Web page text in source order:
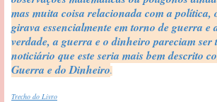
mas muita coisa relacionada com a política,
girava essencialmente em torno de guerra e
verdade, a guerra e o dinheiro pareciam ser
noticiário que este seria mais bem descrito
Guerra e do Dinheiro.
Trecho do Livro